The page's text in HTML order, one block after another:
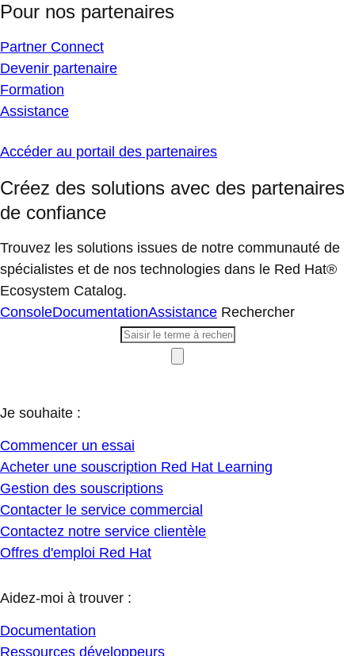
Pour nos partenaires
Partner Connect
Devenir partenaire
Formation
Assistance
Accéder au portail des partenaires
Créez des solutions avec des partenaires
de confiance
Trouvez les solutions issues de notre communauté de
spécialistes et de nos technologies dans le Red Hat®
Ecosystem Catalog.
ConsoleDocumentationAssistance Rechercher
Je souhaite :
Commencer un essai
Acheter une souscription Red Hat Learning
Gestion des souscriptions
Contacter le service commercial
Contactez notre service clientèle
Offres d'emploi Red Hat
Aidez-moi à trouver :
Documentation
Ressources développeurs